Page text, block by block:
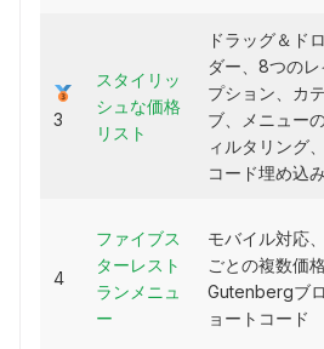
3
スタイリッ
シュな価格
リスト
ドラッグ＆ド
ダー、8つの
プション、カ
ブ、メニュー
ィルタリング
コード埋め込み
4
ファイブス
ターレスト
ランメニュ
ー
モバイル対応
ごとの複数価格
Gutenbergブ
ョートコード